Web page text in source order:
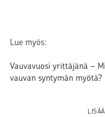
Lue myös:
Vauvavuosi yrittäjänä –
vauvan syntymän myötä?